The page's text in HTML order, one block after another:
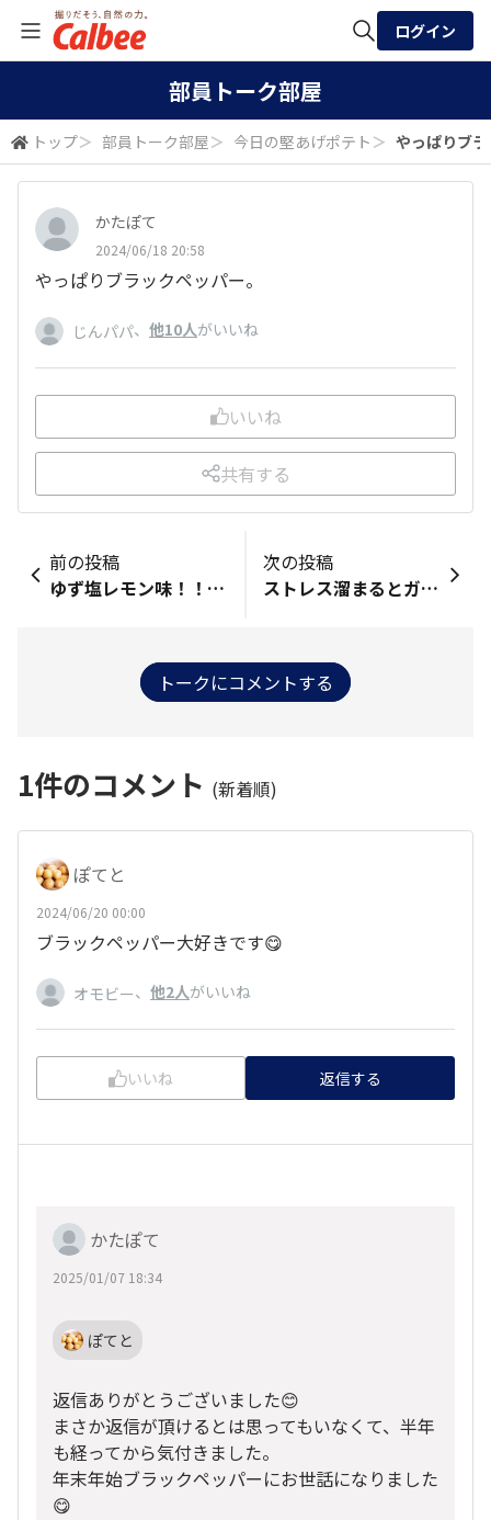
検索
ログイン
部員トーク部屋
トップ＞ 部員トーク部屋＞ 今日の堅あげポテト ＞ やっぱりブ
かたぽて
2024/06/18 20:58
やっぱりブラックペッパー。
じんパパ、 他10人がいいね
いいね
共有する
前の投稿
ゆず塩レモン味！！！ 🍋‍🟩柑橘類🍋の爽やかさ！ めちゃめちゃハッピーです！
次の投稿
ストレス溜まるとガリガリしたくなり堅揚げポテトとカフェオレでストレス発散してます。フレーバーもハズレないので気分で選べるので気に入ってます‼︎
トークにコメントする
1件のコメント (新着順)
ぽてと
2024/06/20 00:00
ブラックペッパー大好きです😋
オモビー、 他2人がいいね
いいね 返信する
かたぽて
2025/01/07 18:34
ぽてと
返信ありがとうございました😊
まさか返信が頂けるとは思ってもいなくて、半年
も経ってから気付きました。
年末年始ブラックペッパーにお世話になりました
😋